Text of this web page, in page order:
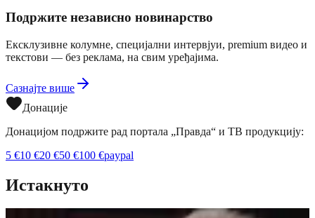
Подржите независно новинарство
Ексклузивне колумне, специјални интервјуи, premium видео и
текстови — без реклама, на свим уређајима.
Сазнајте више
Донације
Донацијом подржите рад портала „Правда“ и ТВ продукцију:
5 €10 €20 €50 €100 €paypal
Истакнуто